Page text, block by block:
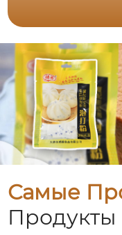
Самые
Продукты